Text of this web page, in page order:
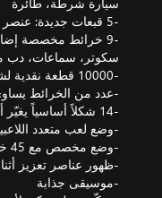
-9 خرائط مخصصة